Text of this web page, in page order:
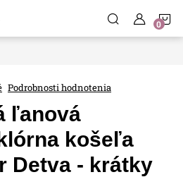
Podrobnosti hodnotenia
ľanová
košeľa
Detva - krátky